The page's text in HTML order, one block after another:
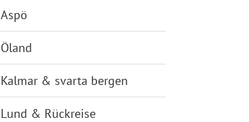
Aspö
Öland
Kalmar & svarta bergen
Lund & Rückreise